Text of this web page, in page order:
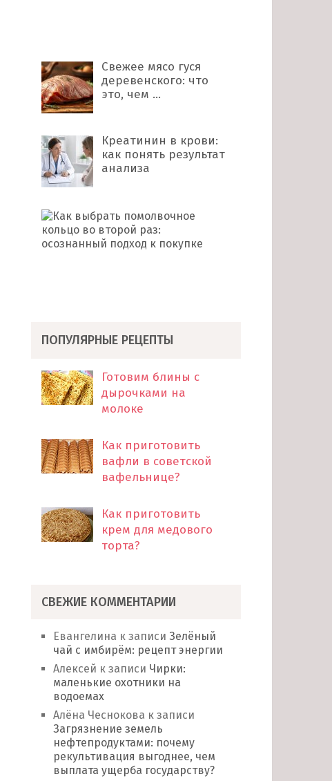
Свежее мясо гуся
деревенского: что
это, чем …
Креатинин в крови:
как понять результат
анализа
ПОПУЛЯРНЫЕ РЕЦЕПТЫ
Готовим блины с
дырочками на
молоке
Как приготовить
вафли в советской
вафельнице?
Как приготовить
крем для медового
торта?
СВЕЖИЕ КОММЕНТАРИИ
Евангелина к записиЗелёный
чай с имбирём: рецепт энергии
Алексей к записи Чирки:
маленькие охотники на
водоемах
Алёна Чеснокова к записи
Загрязнение земель
нефтепродуктами: почему
рекультивация выгоднее, чем
выплата ущерба государству?